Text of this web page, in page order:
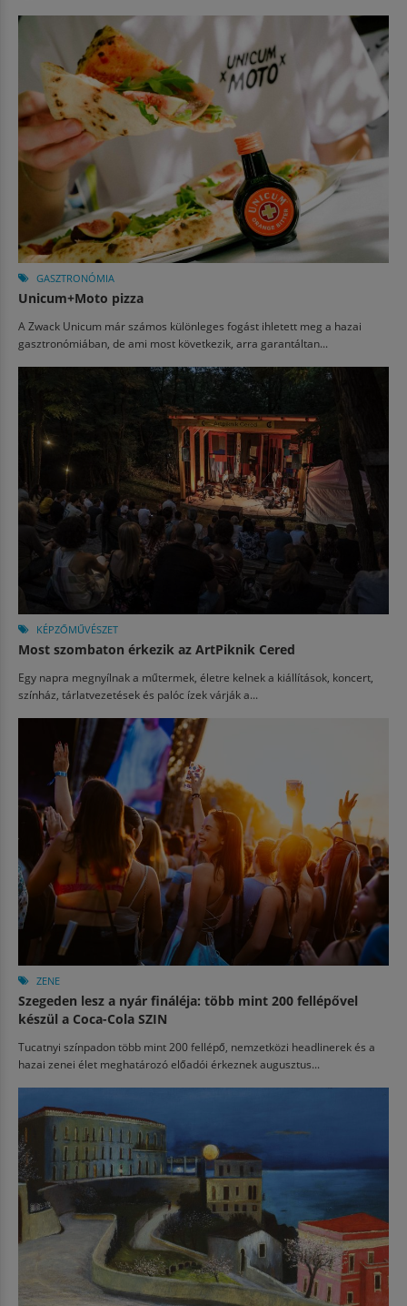
GASZTRONÓMIA
Unicum+Moto pizza
A Zwack Unicum már számos különleges fogást ihletett meg a hazai
gasztronómiában, de ami most következik, arra garantáltan...
KÉPZŐMŰVÉSZET
Most szombaton érkezik az ArtPiknik Cered
Egy napra megnyílnak a műtermek, életre kelnek a kiállítások, koncert,
színház, tárlatvezetések és palóc ízek várják a...
ZENE
Szegeden lesz a nyár fináléja: több mint 200 fellépővel
készül a Coca-Cola SZIN
Tucatnyi színpadon több mint 200 fellépő, nemzetközi headlinerek és a
hazai zenei élet meghatározó előadói érkeznek augusztus...